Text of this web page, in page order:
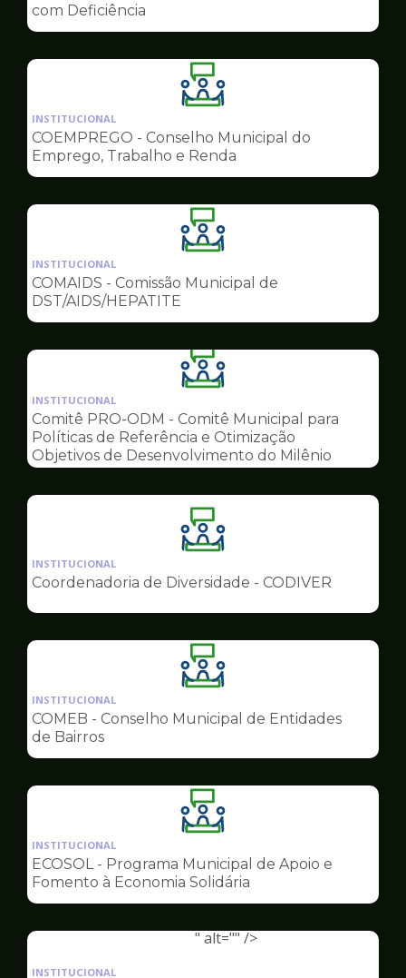
Conselhos
com Deficiência
Ilustração
da
pagina
de
Conselhos
INSTITUCIONAL
COEMPREGO - Conselho Municipal do
Emprego, Trabalho e Renda
Ilustração
da
pagina
Conselhos
INSTITUCIONAL
COMAIDS - Comissão Municipal de
DST/AIDS/HEPATITE
Ilustração
da
pagina
de
Conselhos
INSTITUCIONAL
Comitê PRO-ODM - Comitê Municipal para
Políticas de Referência e Otimização
Objetivos de Desenvolvimento do Milênio
Ilustração
da
pagina
Conselhos
INSTITUCIONAL
Coordenadoria de Diversidade - CODIVER
Ilustração
da
pagina
Conselhos
INSTITUCIONAL
COMEB - Conselho Municipal de Entidades
de Bairros
Ilustração
da
pagina
de
Conselhos
INSTITUCIONAL
ECOSOL - Programa Municipal de Apoio e
Fomento à Economia Solidária
" alt="" />
Ilustração
INSTITUCIONAL